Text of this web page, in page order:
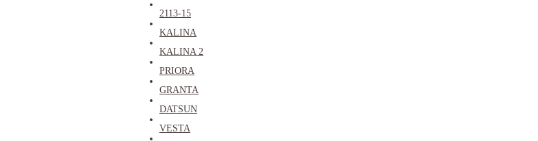
2113-15
KALINA
KALINA 2
PRIORA
GRANTA
DATSUN
VESTA